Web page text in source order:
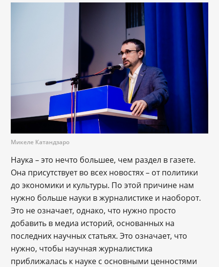
Микеле Катандзаро
Наука – это нечто большее, чем раздел в газете.
Она присутствует во всех новостях – от политики
до экономики и культуры. По этой причине нам
нужно больше науки в журналистике и наоборот.
Это не означает, однако, что нужно просто
добавить в медиа историй, основанных на
последних научных статьях. Это означает, что
нужно, чтобы научная журналистика
приближалась к науке с основными ценностями